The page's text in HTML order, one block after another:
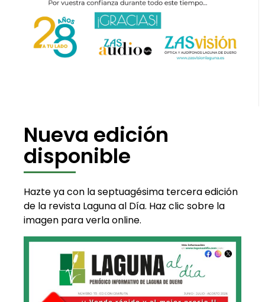
Nueva edición
disponible
Hazte ya con la septuagésima tercera edición
de la revista Laguna al Día. Haz clic sobre la
imagen para verla online.